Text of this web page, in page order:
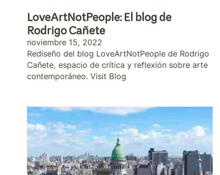
LoveArtNotPeople: El blog de
Rodrigo Cañete
noviembre 15, 2022
Rediseño del blog LoveArtNotPeople de Rodrigo
Cañete, espacio de crítica y reflexión sobre arte
contemporáneo. Visit Blog